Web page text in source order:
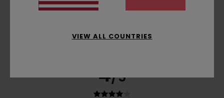
4/5
VIEW ALL COUNTRIES